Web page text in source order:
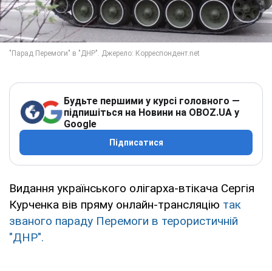
Будьте першими у курсі головного —
підпишіться на Новини на OBOZ.UA у
Google
Підписатися
Видання українського олігарха-втікача Сергія
Курченка вів пряму онлайн-трансляцію так
званого параду Перемоги в терористичній
"ДНР".